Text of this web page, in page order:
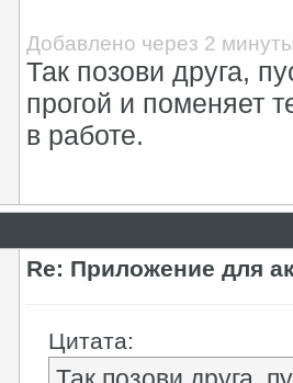
Добавлено через 2
Так позови друга,
прогой и поменяет
в работе.
Re: Приложение для
Цитата: